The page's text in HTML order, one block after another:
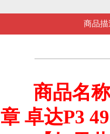
商品描
商品名
章 卓达P3